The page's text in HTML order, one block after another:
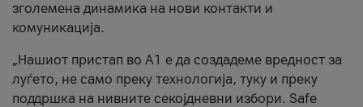
зголемена динамика на нови контакти и
комуникација.
„Нашиот пристап во А1 е да создадеме вредност за
луѓето, не само преку технологија, туку и преку
поддршка на нивните секојдневни избори. Safe